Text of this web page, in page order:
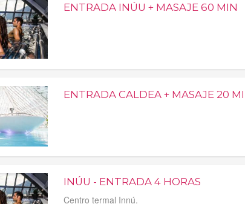
ENTRADA INÚU + MASAJE 60 MIN
ENTRADA CALDEA + MASAJE 20
INÚU - ENTRADA 4 HORAS
Centro termal Innú.